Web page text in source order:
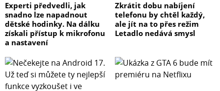
Experti předvedli, jak
snadno lze napadnout
dětské hodinky. Na dálku
získali přístup k mikrofonu
a nastavení
Zkrátit dobu nabíjení
telefonu by chtěl každý,
ale jít na to přes režim
Letadlo nedává smysl